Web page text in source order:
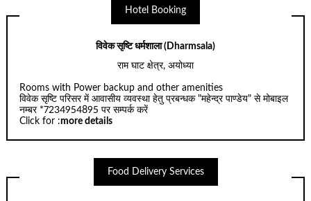
Hotel Booking
विवेक सृष्टि धर्मशाला (Dharmsala)
राम घाट क्षेत्र, अयोध्या
Rooms with Power backup and other amenities
विवेक सृष्टि परिसर में आवासीय व्यवस्था हेतु प्रबन्धक "महेन्द्र पाण्डेय" से मोबाइल
नम्बर *7234954895 पर सम्पर्क करें
Click for :more details
Food Delivery Services